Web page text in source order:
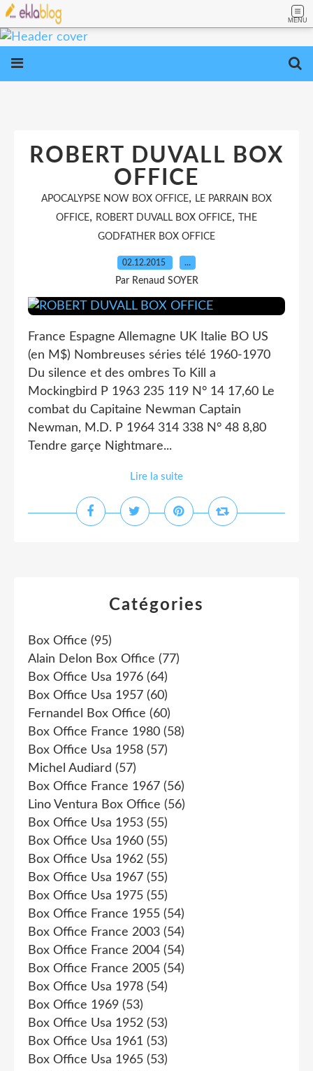
MENU
ROBERT DUVALL BOX
OFFICE
APOCALYPSE NOW BOX OFFICE, LE PARRAIN BOX
OFFICE, ROBERT DUVALL BOX OFFICE,
THE
GODFATHER BOX OFFICE
02.12.2015 …
Par Renaud SOYER
France Espagne Allemagne UK Italie BO US
(en M$) Nombreuses séries télé 1960-1970
Du silence et des ombres To Kill a
Mockingbird P 1963 235 119 N° 14 17,60 Le
combat du Capitaine Newman Captain
Newman, M.D. P 1964 314 338 N° 48 8,80
Tendre garçe Nightmare...
Lire la suite
Catégories
Box Office (95)
Alain Delon Box Office (77)
Box Office Usa 1976 (64)
Box Office Usa 1957 (60)
Fernandel Box Office (60)
Box Office France 1980 (58)
Box Office Usa 1958 (57)
Michel Audiard (57)
Box Office France 1967 (56)
Lino Ventura Box Office (56)
Box Office Usa 1953 (55)
Box Office Usa 1960 (55)
Box Office Usa 1962 (55)
Box Office Usa 1967 (55)
Box Office Usa 1975 (55)
Box Office France 1955 (54)
Box Office France 2003 (54)
Box Office France 2004 (54)
Box Office France 2005 (54)
Box Office Usa 1978 (54)
Box Office 1969 (53)
Box Office Usa 1952 (53)
Box Office Usa 1961 (53)
Box Office Usa 1965 (53)